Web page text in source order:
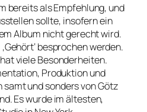
bereits als Empfehlung, und
sollte, insofern ein
Album nicht gerecht wird.
besprochen werden.
viele Besonderheiten.
Produktion und
und sonders von Götz
Es wurde im ältesten,